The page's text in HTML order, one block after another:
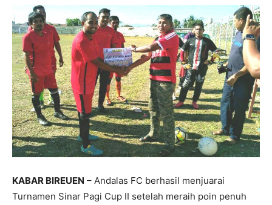
KABAR BIREUEN – Andalas FC berhasil menjuarai
Turnamen Sinar Pagi Cup II setelah meraih poin penuh